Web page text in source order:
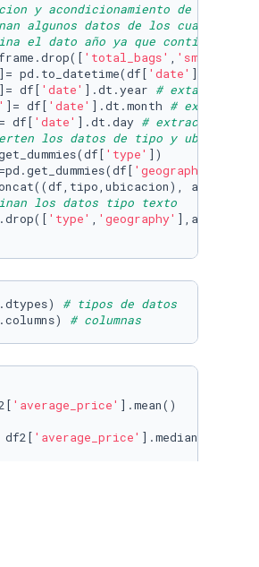
y acondicionamiento de los
algunos datos de los cuales no
el dato año ya que contiene un
'total_bags' ,
]= pd.to_datetime(df[ 'date' ],
]= df[ 'date' ].dt.year # extaccion
]= df[ 'date' ].dt.month # extaccion
df[ 'date' ].dt.day # extraccion
los datos de tipo y ubicacion
'type' ])
'geography'
axis=
los datos tipo texto
'type' , 'geography' ],axis=
# tipos de datos
# columnas
'average_price'
df2[ 'average_price' ].median()